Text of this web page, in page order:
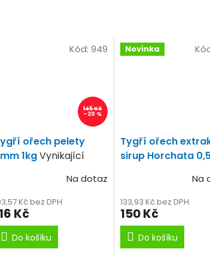
145 Kč
–20 %
ořech pelety
1kgVynikající
Na dotaz
Kč bez DPH
Kč
Do košíku
Kód: 949 Novinka
Tygří ořech
sirup Horchata
Na
133,93 Kč bez DPH
150 Kč
Do košíku